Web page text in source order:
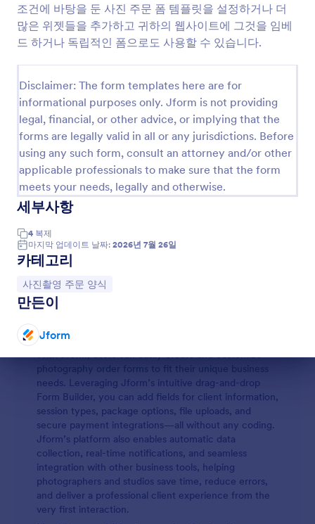
조건에 바탕을 둔 사진 주문 폼 템플릿을 설정하거나 더
많은 위젯들을 추가하고 귀하의 웹사이트에 그것을 임베
드 하거나 독립적인 폼으로도 사용할 수 있습니다.
Disclaimer: The form templates here are for
informational purposes only. Jform is not providing
legal, financial, or other advice, or implying that the
forms are legally valid in all or any jurisdictions. Before
using any such form, consult an attorney and/or other
applicable professionals to make sure that the form
meets your needs, legally and otherwise.
세부사항
4 복제
마지막 업데이트 날짜: 2026년 7월 26일
카테고리
카테고리로 이동:
사진촬영 주문 양식
만든이
Jform
사진촬영 주문 양식 정보
Photography order forms are specialized tools
designed to streamline the process of booking,
ordering, and managing photography services. These
forms are commonly used by professional
photographers, studios, event organizers, schools, and
businesses to collect essential information from
clients, such as session preferences, package
selections, contact details, and payment information.
Whether you’re offering portrait sessions, event
photography, school photos, or product shoots,
photography order forms help ensure that all client
requirements are captured accurately and efficiently.
They can also be used to upsell additional services,
manage print or digital photo orders, and schedule
appointments, making them versatile for a wide range
of photography-related scenarios.
With Jform, users can easily create and customize
photography order forms to fit their unique business
needs. Leveraging Jform’s intuitive drag-and-drop
Form Builder, you can add fields for client information,
session types, package options, file uploads, and
secure payment integrations—all without any coding.
Jform’s platform also enables automatic data
collection, real-time notifications, and seamless
integration with other business tools, helping
photographers and studios save time, reduce errors,
and deliver a professional client experience from the
very first interaction.